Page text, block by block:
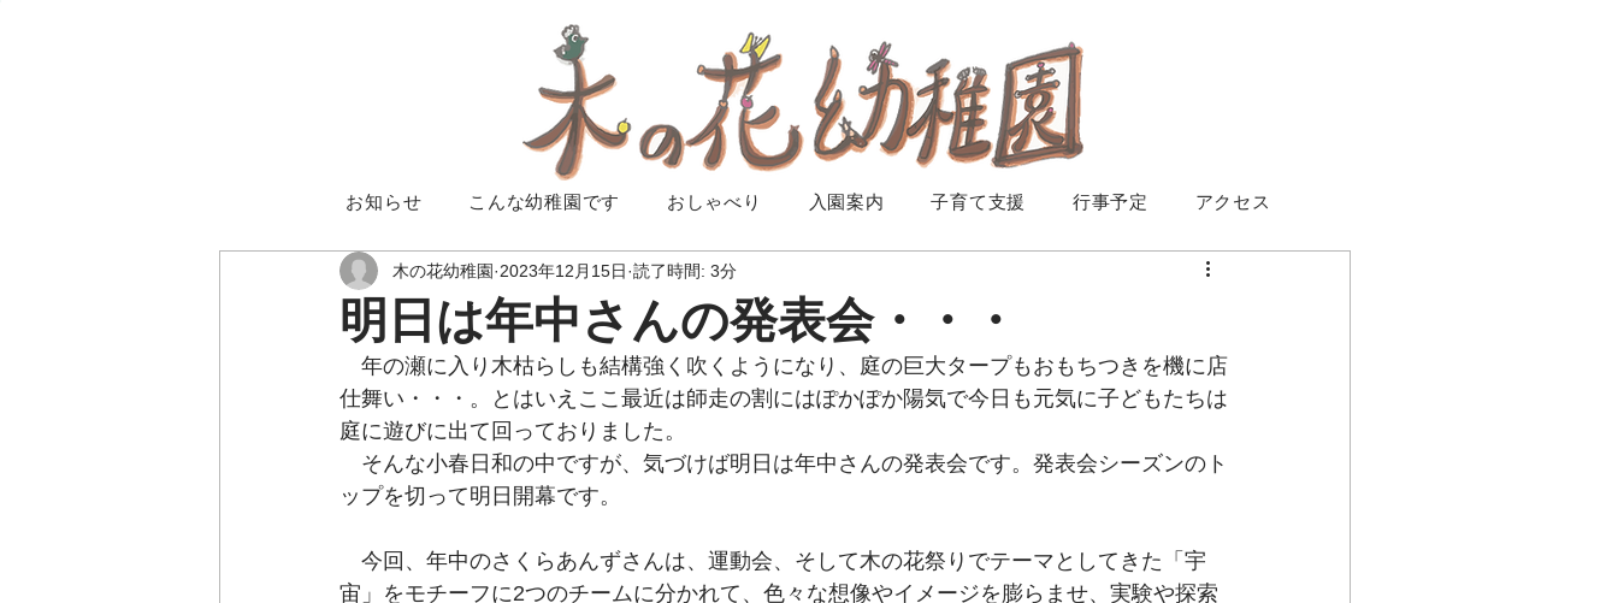
お知らせ こんな幼稚園です おしゃべり 入園案内 子育て支援 行事予定 アクセス
明日は年中さんの発表会・・・
木の花幼稚園 2023年12月15日 読了時間: 3分
年の瀬に入り木枯らしも結構強く吹くようになり、庭の巨大タープもおもちつきを機に店
仕舞い・・・。とはいえここ最近は師走の割にはぽかぽか陽気で今日も元気に子どもたちは
庭に遊びに出て回っておりました。
そんな小春日和の中ですが、気づけば明日は年中さんの発表会です。発表会シーズンのト
ップを切って明日開幕です。
今回、年中のさくらあんずさんは、運動会、そして木の花祭りでテーマとしてきた「宇
宙」をモチーフに2つのチームに分かれて、色々な想像やイメージを膨らませ、実験や探索